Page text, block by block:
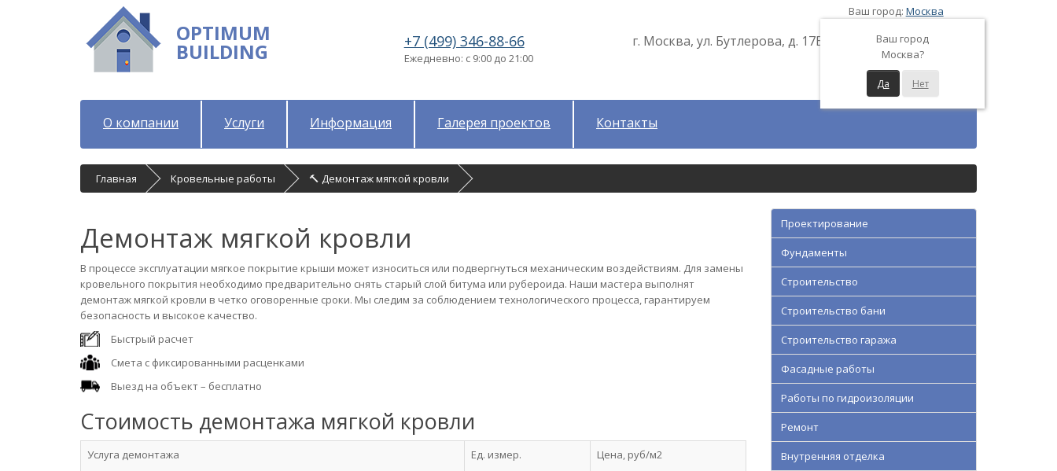
OPTIMUM
BUILDING +7 (499) 346-88-66
Ежедневно: с 9:00 до 21:00
г. Москва, ул. Бутлерова, д. 17Б
Ваш город: Москва
Ваш город
Москва?
Да Нет
О компании Услуги Информация Галерея проектов Контакты
Главная Кровельные работы 🔨 Демонтаж мягкой кровли
Демонтаж мягкой кровли
В процессе эксплуатации мягкое покрытие крыши может износиться или подвергнуться механическим воздействиям. Для замены
кровельного покрытия необходимо предварительно снять старый слой битума или рубероида. Наши мастера выполнят
демонтаж мягкой кровли в четко оговоренные сроки. Мы следим за соблюдением технологического процесса, гарантируем
безопасность и высокое качество.
Быстрый расчет
Смета с фиксированными расценками
Выезд на объект – бесплатно
Стоимость демонтажа мягкой кровли
Услуга демонтажа Ед. измер. Цена, руб/м2
Проектирование
Фундаменты
Строительство
Строительство бани
Строительство гаража
Фасадные работы
Работы по гидроизоляции
Ремонт
Внутренняя отделка